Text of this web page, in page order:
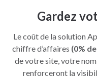
Gardez
Le coût de la solution
chiffre d’affaires (0%
de votre site, votre
renforceront la